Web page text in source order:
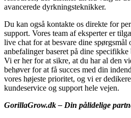
avancerede dyrkningsteknikker.
Du kan også kontakte os direkte for
support. Vores team af eksperter er
live chat for at besvare dine
anbefalinger baseret på dine
Vi er her for at sikre, at du har al den
behøver for at få succes med din
vores højeste prioritet, og vi er
kundeservice og support hele vejen.
GorillaGrow.dk – Din pålidelige